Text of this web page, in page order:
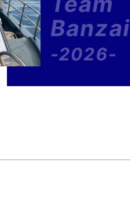
Banzai
-2026-